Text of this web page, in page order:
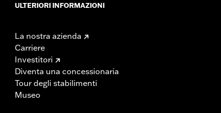
ULTERIORI INFORMAZIONI
La nostra azienda
Carriere
Investitori
Diventa una concessionaria
Tour degli stabilimenti
Museo